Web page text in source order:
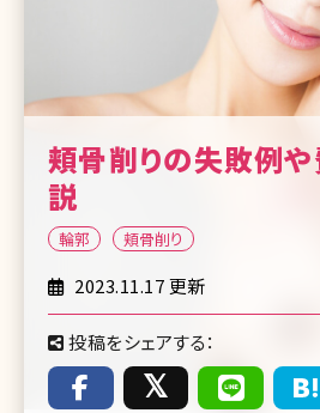
頬骨削りの失敗例
説
輪郭 頬骨削り
2023.11.17 更新
投稿をシェアする：